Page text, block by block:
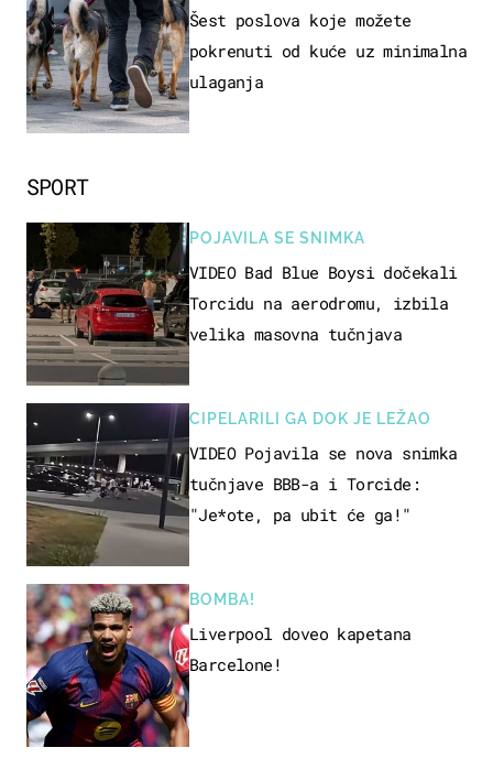
SPORT
POJAVILA SE SNIMKA
VIDEO Bad Blue Boysi dočekali
Torcidu na aerodromu, izbila
velika masovna tučnjava
CIPELARILI GA DOK JE LEŽAO
VIDEO Pojavila se nova snimka
tučnjave BBB-a i Torcide:
"Je*ote, pa ubit će ga!"
BOMBA!
Liverpool doveo kapetana
Barcelone!
Šest poslova koje možete
pokrenuti od kuće uz minimalna
ulaganja